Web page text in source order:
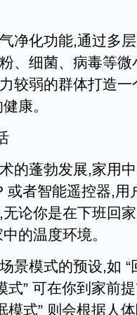
净化功能,通过多
、细菌、病毒等
较弱的群体打造
康。
的蓬勃发展,家用
或者智能遥控器,用
论你是在下班回
的温度环境。
景模式的预设,如 “
式” 可在你到家前
模式” 则会根据人